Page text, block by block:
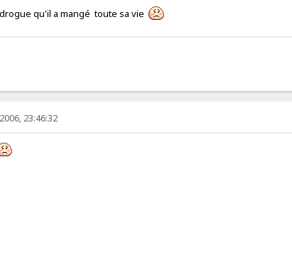
qu'il a mangé toute sa vie
23:46:32